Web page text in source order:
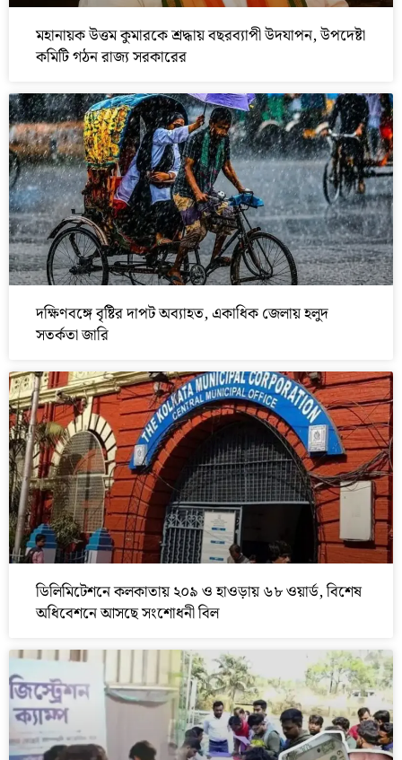
মহানায়ক উত্তম কুমারকে শ্রদ্ধায় বছরব্যাপী উদযাপন, উপদেষ্টা
কমিটি গঠন রাজ্য সরকারের
দক্ষিণবঙ্গে বৃষ্টির দাপট অব্যাহত, একাধিক জেলায় হলুদ
সতর্কতা জারি
ডিলিমিটেশনে কলকাতায় ২০৯ ও হাওড়ায় ৬৮ ওয়ার্ড, বিশেষ
অধিবেশনে আসছে সংশোধনী বিল